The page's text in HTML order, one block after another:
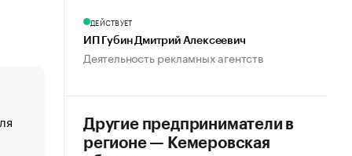
«От спорта тело стареет иначе». Как живет глава
создавшей GTA
ДЕЙСТВУЕТ
ИП Губин Дмитрий Алексеевич
Деятельность рекламных агентств
Другие предприниматели в
регионе — Кемеровская